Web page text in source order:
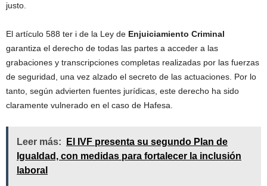
justo.
El artículo 588 ter i de la Ley de Enjuiciamiento Criminal
garantiza el derecho de todas las partes a acceder a las
grabaciones y transcripciones completas realizadas por las fuerzas
de seguridad, una vez alzado el secreto de las actuaciones. Por lo
tanto, según advierten fuentes jurídicas, este derecho ha sido
claramente vulnerado en el caso de Hafesa.
Leer más:
El IVF presenta su segundo Plan de
Igualdad, con medidas para fortalecer la inclusión
laboral